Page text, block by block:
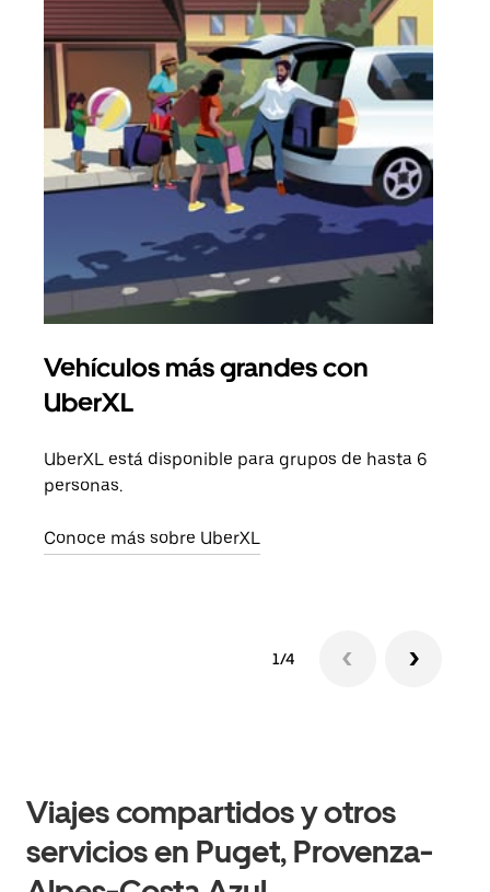
Vehículos más grandes con
UberXL
UberXL está disponible para grupos de hasta 6
personas.
Conoce más sobre UberXL
1/4
Viajes compartidos y otros
servicios en Puget, Provenza-